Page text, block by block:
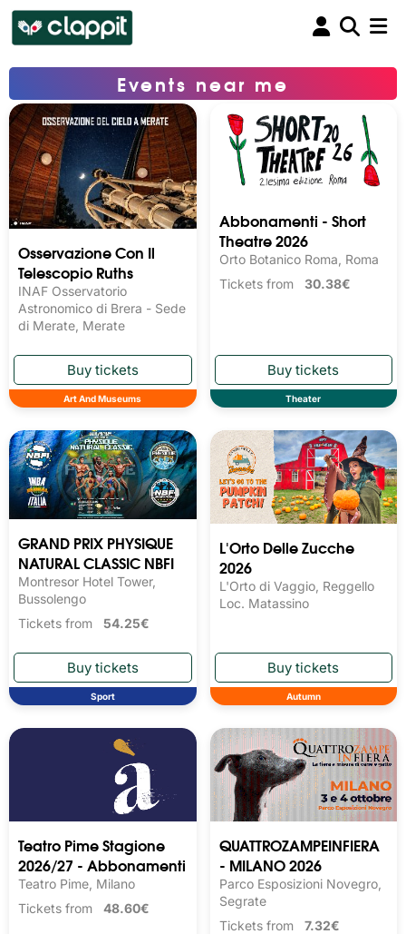
Events near me
Osservazione Con Il
Telescopio Ruths
INAF Osservatorio
Astronomico di Brera - Sede
di Merate, Merate
Art And Museums
Abbonamenti - Short
Theatre 2026
Orto Botanico Roma, Roma
Tickets from 30.38€
Theater
GRAND PRIX PHYSIQUE
NATURAL CLASSIC NBFI
Montresor Hotel Tower,
Bussolengo
Tickets from 54.25€
Sport
L'Orto Delle Zucche
2026
L'Orto di Vaggio, Reggello
Loc. Matassino
Autumn
Teatro Pime Stagione
2026/27 - Abbonamenti
Teatro Pime, Milano
Tickets from 48.60€
QUATTROZAMPEINFIERA
- MILANO 2026
Parco Esposizioni Novegro,
Segrate
Tickets from 7.32€